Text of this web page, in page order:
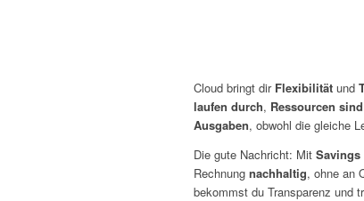
Cloud bringt dir Flexibilität und
laufen durch, Ressourcen
Ausgaben, obwohl die gleiche
Die gute Nachricht: Mit Savings
Rechnung nachhaltig, ohne an
bekommst du Transparenz und